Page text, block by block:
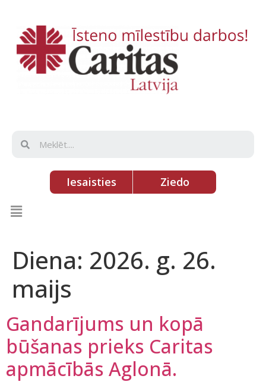
Iesaisties Ziedo
Diena: 2026. g. 26.
maijs
Gandarījums un kopā
būšanas prieks Caritas
apmācībās Aglonā.